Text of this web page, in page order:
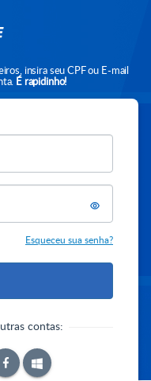
insira seu CPF ou E-mail
É rapidinho!
Esqueceu sua senha?
contas: